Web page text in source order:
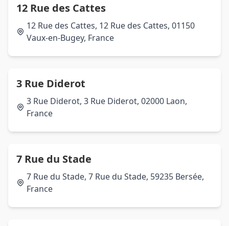
12 Rue des Cattes
12 Rue des Cattes, 12 Rue des Cattes, 01150
Vaux-en-Bugey, France
3 Rue Diderot
3 Rue Diderot, 3 Rue Diderot, 02000 Laon,
France
7 Rue du Stade
7 Rue du Stade, 7 Rue du Stade, 59235 Bersée,
France